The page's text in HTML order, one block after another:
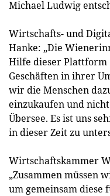
Michael Ludwig
Wirtschafts- und
Hanke: „Die
Hilfe dieser Plattform
Geschäften in ihrer
wir die Menschen
einzukaufen und
Übersee. Es ist uns
in dieser Zeit zu
Wirtschaftskammer
„Zusammen müssen
um gemeinsam diese